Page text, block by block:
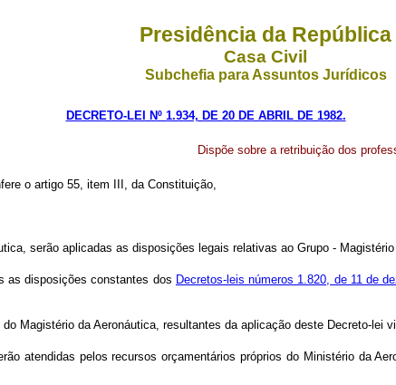
Presidência da República
Casa Civil
Subchefia para Assuntos Jurídicos
DECRETO-LEI Nº 1.934, DE 20 DE ABRIL DE 1982.
Dispõe sobre a retribuição dos
o artigo 55, item III, da Constituição,
serão aplicadas as disposições legais relativas ao Grupo -
as disposições constantes dos Decretos-leis números 1.820, de 11 de
Magistério da Aeronáutica, resultantes da aplicação deste Decreto-lei
atendidas pelos recursos orçamentários próprios do Ministério da